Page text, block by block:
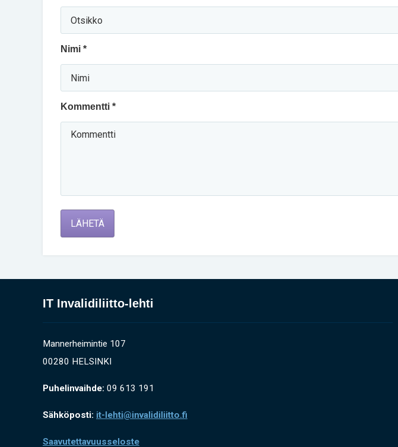
Nimi *
Kommentti *
LÄHETÄ
IT Invalidiliitto-lehti
Mannerheimintie 107
00280 HELSINKI
Puhelinvaihde: 09 613 191
Sähköposti: it-lehti@invalidiliitto.fi
Saavutettavuusseloste